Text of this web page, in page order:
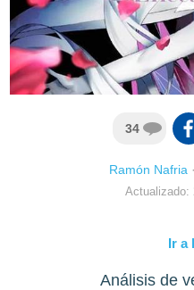
34
Ramón Nafria ·
Actualizado:
Ir a
Análisis de